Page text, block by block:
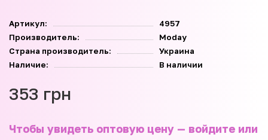
Артикул:
4957
Производитель:
Moday
Страна производитель:
Украина
Наличие:
В наличии
353 грн
Чтобы увидеть оптовую цену — войдите или